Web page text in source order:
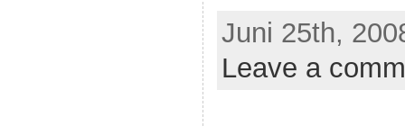
Juni 25th,
Leave a